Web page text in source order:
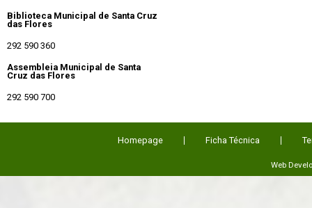
Biblioteca Municipal de Santa Cruz
das Flores
292 590 360
Assembleia Municipal de Santa
Cruz das Flores
292 590 700
Homepage Ficha Técnica
Web